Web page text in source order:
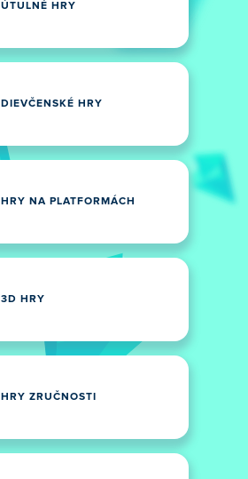
ÚTULNÉ HRY
DIEVČENSKÉ HRY
HRY NA PLATFORMÁCH
3D HRY
HRY ZRUČNOSTI